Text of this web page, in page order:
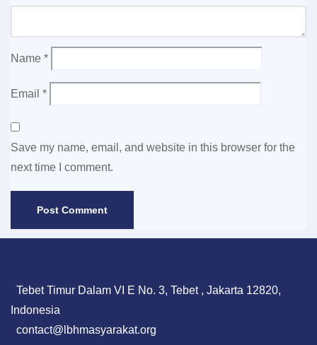
Name *
Email *
Save my name, email, and website in this browser for the
next time I comment.
Tebet Timur Dalam VI E No. 3, Tebet , Jakarta 12820,
Indonesia
contact@lbhmasyarakat.org